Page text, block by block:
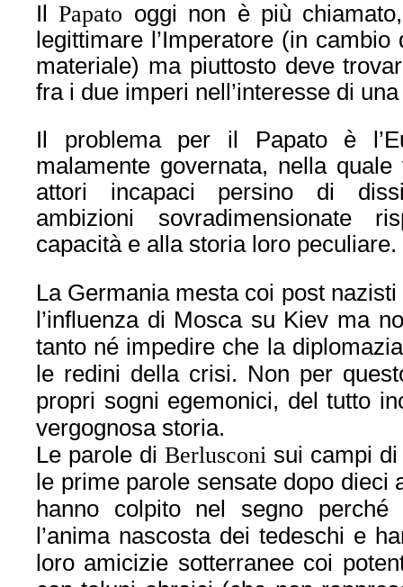
IlPapato oggi non è più
legittimare l’Imperatore (in
materiale) ma piuttosto deve
fra i due imperi nell’interesse di
Il problema per il Papato è
malamente governata, nella
attori incapaci persino di
ambizioni sovradimensionate
capacità e alla storia loro peculiare.
La Germania mesta coi post
l’influenza di Mosca su Kiev ma
tanto né impedire che la
le redini della crisi. Non per
propri sogni egemonici, del tutto
vergognosa storia.
Le parole di Berlusconi sui campi
le prime parole sensate dopo dieci
hanno colpito nel segno perché
l’anima nascosta dei tedeschi e
loro amicizie sotterranee coi